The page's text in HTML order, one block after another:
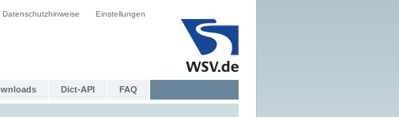
Datenschutzhinweise Einstellungen
Dict-API FAQ